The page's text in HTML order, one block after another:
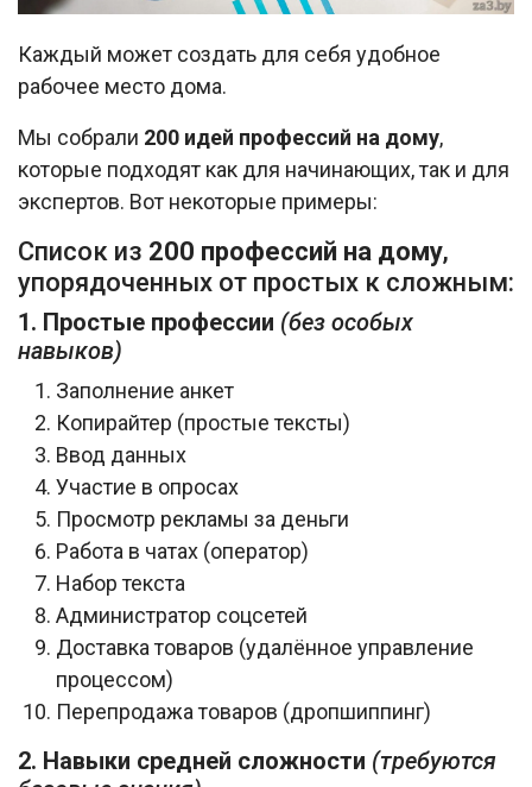
Каждый может создать для себя удобное
рабочее место дома.
Мы собрали 200 идей профессий на дому,
которые подходят как для начинающих, так и для
экспертов. Вот некоторые примеры:
Список из 200 профессий на дому,
упорядоченных от простых к сложным:
1. Простые профессии (без особых
навыков)
Заполнение анкет
Копирайтер (простые тексты)
Ввод данных
Участие в опросах
Просмотр рекламы за деньги
Работа в чатах (оператор)
Набор текста
Администратор соцсетей
Доставка товаров (удалённое управление
процессом)
Перепродажа товаров (дропшиппинг)
2. Навыки средней сложности (требуются